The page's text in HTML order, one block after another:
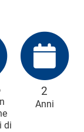
di
2
Anni